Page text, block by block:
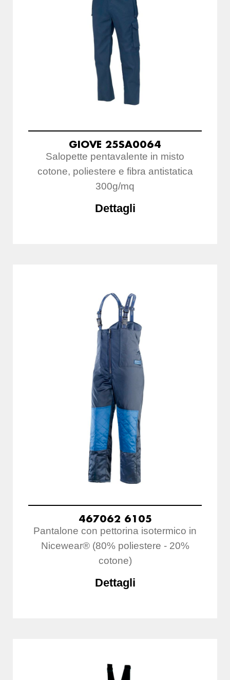
GIOVE 25SA0064
Salopette pentavalente in misto
cotone, poliestere e fibra antistatica
300g/mq
Dettagli
467062 6105
Pantalone con pettorina isotermico in
Nicewear® (80% poliestere - 20%
cotone)
Dettagli